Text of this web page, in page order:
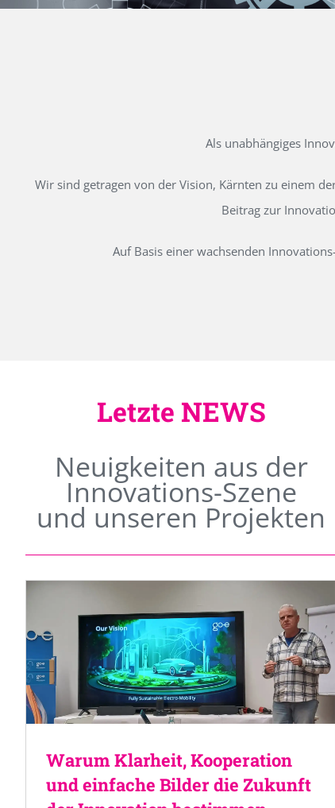
Als unabhängiges
Wir sind getragen von der Vision, Kärnten zu einem
Beitrag zur
Auf Basis einer wachsenden
Letzte NEWS
Neuigkeiten aus der
Innovations-Szene
und unseren Projekten
Warum Klarheit, Kooperation
und einfache Bilder die Zukunft